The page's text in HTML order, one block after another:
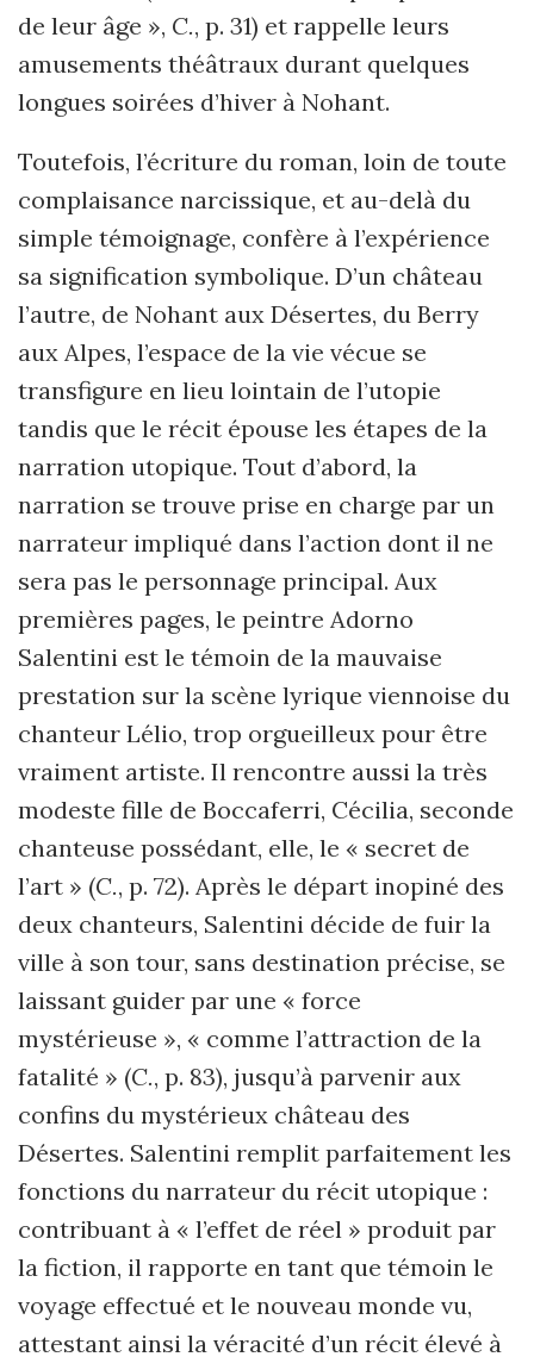
de leur âge », C., p. 31) et rappelle leurs
amusements théâtraux durant quelques
longues soirées d’hiver à Nohant.
Toutefois, l’écriture du roman, loin de toute
complaisance narcissique, et au-delà du
simple témoignage, confère à l’expérience
sa signification symbolique. D’un château
l’autre, de Nohant aux Désertes, du Berry
aux Alpes, l’espace de la vie vécue se
transfigure en lieu lointain de l’utopie
tandis que le récit épouse les étapes de la
narration utopique. Tout d’abord, la
narration se trouve prise en charge par un
narrateur impliqué dans l’action dont il ne
sera pas le personnage principal. Aux
premières pages, le peintre Adorno
Salentini est le témoin de la mauvaise
prestation sur la scène lyrique viennoise du
chanteur Lélio, trop orgueilleux pour être
vraiment artiste. Il rencontre aussi la très
modeste fille de Boccaferri, Cécilia, seconde
chanteuse possédant, elle, le « secret de
l’art » (C., p. 72). Après le départ inopiné des
deux chanteurs, Salentini décide de fuir la
ville à son tour, sans destination précise, se
laissant guider par une « force
mystérieuse », « comme l’attraction de la
fatalité » (C., p. 83), jusqu’à parvenir aux
confins du mystérieux château des
Désertes. Salentini remplit parfaitement les
fonctions du narrateur du récit utopique :
contribuant à « l’effet de réel » produit par
la fiction, il rapporte en tant que témoin le
voyage effectué et le nouveau monde vu,
attestant ainsi la véracité d’un récit élevé à